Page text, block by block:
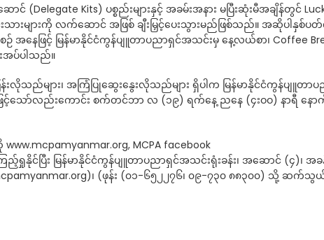
Kits) ပစ္စည်းများနှင့် အခမ်းအနား မပြီးဆုံးမီအချိန်တွင်
းများကို လက်ဆောင် အဖြစ် ချီးမြှင့်ပေးသွားမည်ဖြစ်သည်။ အဆိုပါနှစ်
ဖြင့် မြန်မာနိုင်ငံကွန်ပျူတာပညာရှင်အသင်းမှ နေ့လယ်စာ၊ Coffee
းအပ်ပါသည်။
လိုသည်များ၊ အကြံပြုဆွေးနွေးလိုသည်များ ရှိပါက မြန်မာနိုင်ငံကွန်ပျူတာ
ြင့်သော်လည်းကောင်း စက်တင်ဘာ လ (၁၉) ရက်နေ့ ညနေ (၄းဝဝ) နာရီ နေ
MCPA facebook
နိုင်ပြီး မြန်မာနိုင်ငံကွန်ပျူတာပညာရှင်အသင်းရုံးခန်း၊ အဆောင် (၄)၊ အခ
)၊ (ဖုန်း (၀၁-၆၅၂၂၇၆၊ ၀၉-၇၃၀ ၈၈၃၀၀) သို့ ဆက်သွ